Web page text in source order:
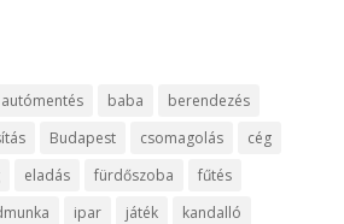
autómentés baba
berendezés
Budapest csomagolás
cég
eladás fürdőszoba
fűtés
ipar játék kandalló